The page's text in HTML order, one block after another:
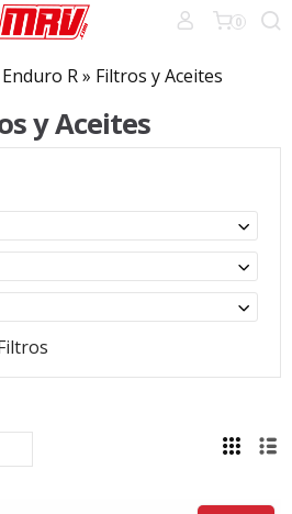
0
R» Filtros y Aceites
y Aceites